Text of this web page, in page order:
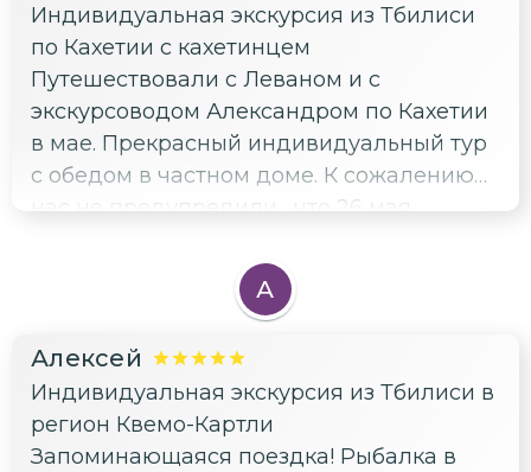
Индивидуальная экскурсия из Тбилиси
по Кахетии с кахетинцем
Путешествовали с Леваном и с
экскурсоводом Александром по Кахетии
в мае. Прекрасный индивидуальный тур
с обедом в частном доме. К сожалению
нас не предупредили , что 26 мая
проблема с транспортом в центре и
выходные в музеях , но нам повезло, что
просьбе Леван заменил нам дегустацию
на поездку к памятнику архитектуры. За
это огромное спасибо. Александр
терпеливо ждал нас когда мы гуляли по
А
Алексей
Индивидуальная экскурсия из Тбилиси в
регион Квемо-Картли
Запоминающаяся поездка! Рыбалка в